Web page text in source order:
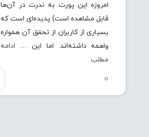
امروزه این پورت به ندرت در آن‌ها
قابل مشاهده است) پدیده‌ای است که
بسیاری از کاربران از تحقق آن همواره
واهمه داشته‌اند. اما این … ادامه
مطلب
0